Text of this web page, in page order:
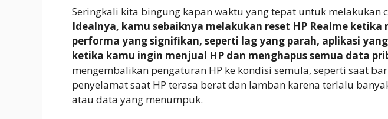
Seringkali kita bingung kapan waktu yang tepat untuk melakukan
Idealnya, kamu sebaiknya melakukan reset HP Realme ketika
performa yang signifikan, seperti lag yang parah, aplikasi
ketika kamu ingin menjual HP dan menghapus semua data
mengembalikan pengaturan HP ke kondisi semula, seperti saat
penyelamat saat HP terasa berat dan lamban karena terlalu
atau data yang menumpuk.